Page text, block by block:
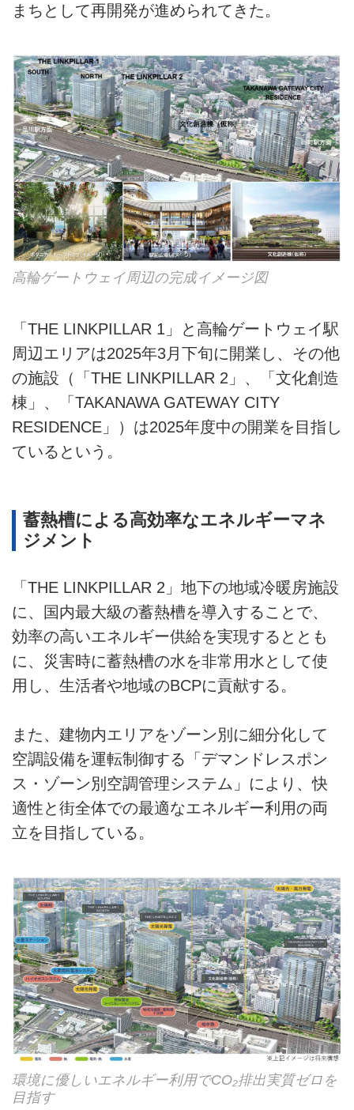
まちとして再開発が進められてきた。
高輪ゲートウェイ周辺の完成イメージ図
「THE LINKPILLAR 1」と高輪ゲートウェイ駅
周辺エリアは2025年3月下旬に開業し、その他
の施設（「THE LINKPILLAR 2」、「文化創造
棟」、「TAKANAWA GATEWAY CITY
RESIDENCE」）は2025年度中の開業を目指し
ているという。
蓄熱槽による高効率なエネルギーマネ
ジメント
「THE LINKPILLAR 2」地下の地域冷暖房施設
に、国内最大級の蓄熱槽を導入することで、
効率の高いエネルギー供給を実現するととも
に、災害時に蓄熱槽の水を非常用水として使
用し、生活者や地域のBCPに貢献する。
また、建物内エリアをゾーン別に細分化して
空調設備を運転制御する「デマンドレスポン
ス・ゾーン別空調管理システム」により、快
適性と街全体での最適なエネルギー利用の両
立を目指している。
環境に優しいエネルギー利用でCO₂排出実質ゼロを
目指す